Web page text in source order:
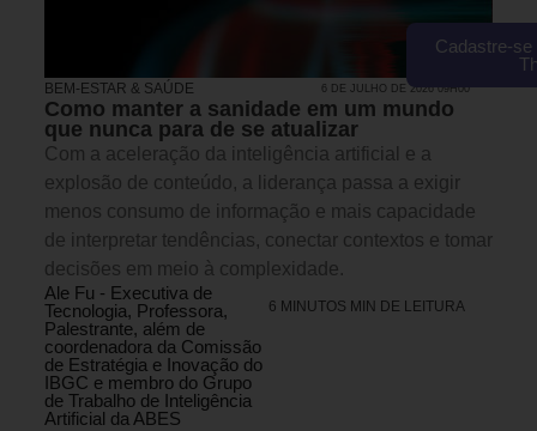
BEM-ESTAR & SAÚDE 6 DE JULHO DE 2026 09H00
Como manter a sanidade em um mundo
que nunca para de se atualizar
Com a aceleração da inteligência artificial e a
explosão de conteúdo, a liderança passa a exigir
menos consumo de informação e mais capacidade
de interpretar tendências, conectar contextos e tomar
decisões em meio à complexidade.
Ale Fu - Executiva de
Tecnologia, Professora,
Palestrante, além de
coordenadora da Comissão
de Estratégia e Inovação do
IBGC e membro do Grupo
de Trabalho de Inteligência
Artificial da ABES
6 MINUTOS MIN DE LEITURA
Cadastre-